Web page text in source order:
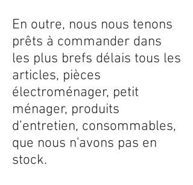
En outre, nous nous tenons
prêts à commander dans
les plus brefs délais tous les
articles, pièces
électroménager, petit
ménager, produits
d’entretien, consommables,
que nous n'avons pas en
stock.